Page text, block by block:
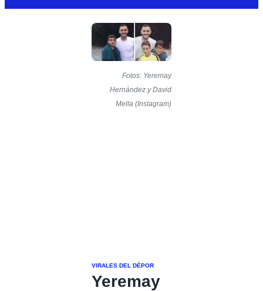
Fotos: Yeremay
Hernández y David
Mella (Instagram)
VIRALES DEL DÉPOR
Yeremay